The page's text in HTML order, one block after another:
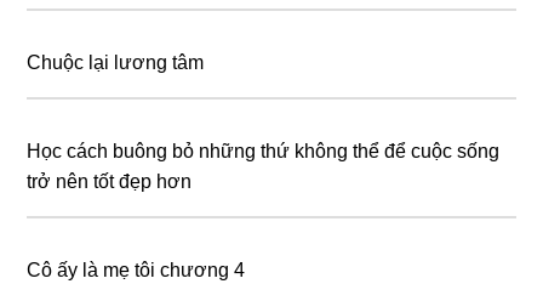
Chuộc lại lương tâm
Học cách buông bỏ những thứ không thể để cuộc sống
trở nên tốt đẹp hơn
Cô ấy là mẹ tôi chương 4